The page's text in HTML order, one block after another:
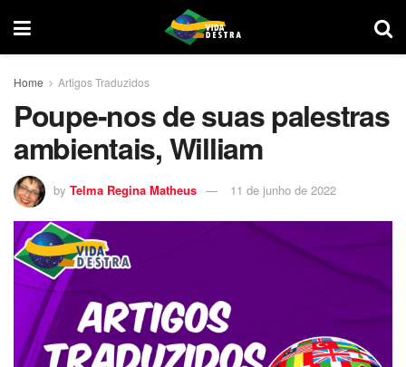
Home Artigos Traduzidos
Poupe-nos de suas palestras
ambientais, William
by Telma Regina Matheus 11 de junho de 2022